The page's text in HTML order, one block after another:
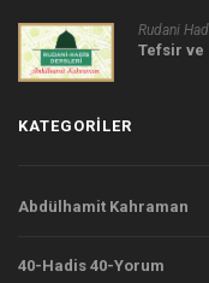
Rudani
Tefsir ve
KATEGORILER
Abdülhamit Kahraman
40-Hadis 40-Yorum